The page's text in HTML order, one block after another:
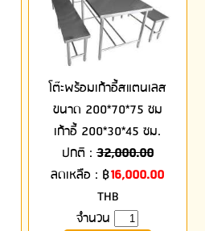
โต๊ะพร้อมเก้าอี้สแตนเลส
ขนาด 200*70*75 ซม
เก้าอี้ 200*30*45 ซม.
ปกติ : 32,000.00
ลดเหลือ : ฿16,000.00
THB
จำนวน